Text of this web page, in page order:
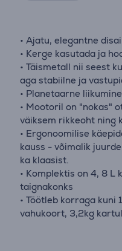
• Ajatu, elegantne
• Kerge kasutada ja
• Täismetall nii seest
aga stabiilne ja
• Planetaarne liikumine
• Mootoril on "nokas"
väiksem rikkeoht ning
• Ergonoomilise
kauss - võimalik
ka klaasist.
• Komplektis on 4, 8 L
taignakonks
• Töötleb korraga kuni
vahukoort, 3,2kg
• Mikserile on